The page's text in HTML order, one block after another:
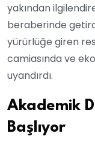
yakından
beraberinde
yürürlüğe giren
camiasında ve
uyandırdı.
Akademik
Başlıyor